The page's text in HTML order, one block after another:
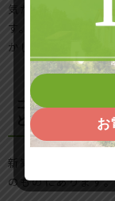
気だらけになって
す。そのメカニズ
かします。
コンクリート
と断熱材施工の
新築の床下に水分
のものにあります。
お